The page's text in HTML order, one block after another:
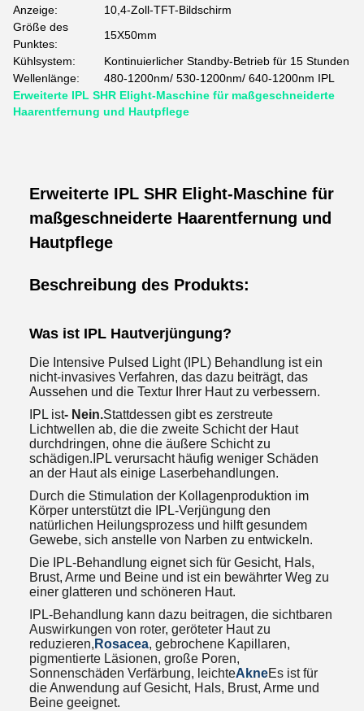
Anzeige:
10,4-Zoll-TFT-Bildschirm
Größe des
Punktes:
15X50mm
Kühlsystem:
Kontinuierlicher Standby-Betrieb für 15 Stunden
Wellenlänge:
480-1200nm/ 530-1200nm/ 640-1200nm IPL
Erweiterte IPL SHR Elight-Maschine für maßgeschneiderte
Haarentfernung und Hautpflege
Erweiterte IPL SHR Elight-Maschine für
maßgeschneiderte Haarentfernung und
Hautpflege
Beschreibung des Produkts:
Was ist IPL Hautverjüngung?
Die Intensive Pulsed Light (IPL) Behandlung ist ein
nicht-invasives Verfahren, das dazu beiträgt, das
Aussehen und die Textur Ihrer Haut zu verbessern.
IPL ist- Nein.Stattdessen gibt es zerstreute
Lichtwellen ab, die die zweite Schicht der Haut
durchdringen, ohne die äußere Schicht zu
schädigen.IPL verursacht häufig weniger Schäden
an der Haut als einige Laserbehandlungen.
Durch die Stimulation der Kollagenproduktion im
Körper unterstützt die IPL-Verjüngung den
natürlichen Heilungsprozess und hilft gesundem
Gewebe, sich anstelle von Narben zu entwickeln.
Die IPL-Behandlung eignet sich für Gesicht, Hals,
Brust, Arme und Beine und ist ein bewährter Weg zu
einer glatteren und schöneren Haut.
IPL-Behandlung kann dazu beitragen, die sichtbaren
Auswirkungen von roter, geröteter Haut zu
reduzieren, Rosacea, gebrochene Kapillaren,
pigmentierte Läsionen, große Poren,
Sonnenschäden Verfärbung, leichteAkneEs ist für
die Anwendung auf Gesicht, Hals, Brust, Arme und
Beine geeignet.